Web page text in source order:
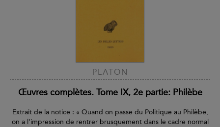
PLATON
Œuvres complètes. Tome IX, 2e partie: Philèbe
Extrait de la notice : « Quand on passe du Politique au Philèbe,
on a l'impression de rentrer brusquement dans le cadre normal